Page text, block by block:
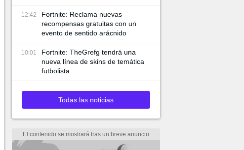
12:42
Fortnite: Reclama nuevas
recompensas gratuitas con un
evento de sentido arácnido
10:01
Fortnite: TheGrefg tendrá una
nueva línea de skins de temática
futbolista
Todas las noticias